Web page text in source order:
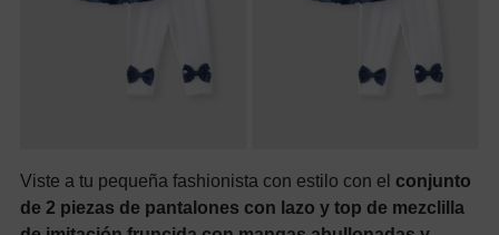
Viste a tu pequeña fashionista con estilo con el conjunto
de 2 piezas de pantalones con lazo y top de mezclilla